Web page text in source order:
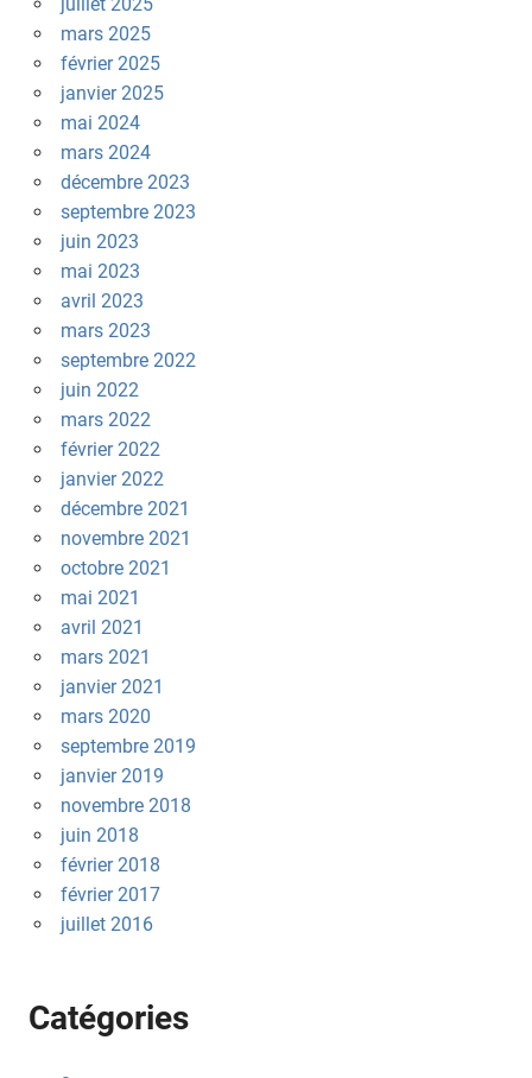
mars 2025
février 2025
janvier 2025
mai 2024
mars 2024
décembre 2023
septembre 2023
juin 2023
mai 2023
avril 2023
mars 2023
septembre 2022
juin 2022
mars 2022
février 2022
janvier 2022
décembre 2021
novembre 2021
octobre 2021
mai 2021
avril 2021
mars 2021
janvier 2021
mars 2020
septembre 2019
janvier 2019
novembre 2018
juin 2018
février 2018
février 2017
juillet 2016
Catégories